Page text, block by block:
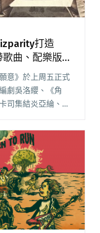
打造
歌曲、配樂版同
意》於上周五正式
劇吳洛纓、《角
司集結炎亞綸、姚
慧君等明星，影集
子音樂人 Dizparity
"音樂總監陳珊妮聯
集原聲帶歌曲、配